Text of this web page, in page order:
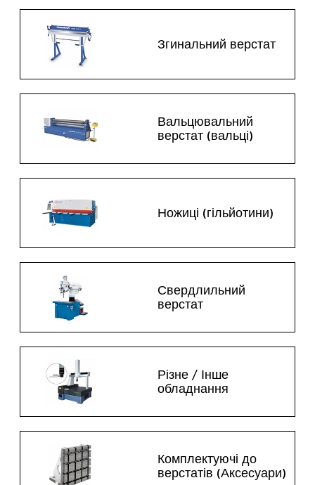
Згинальний верстат
Вальцювальний
верстат (вальці)
Ножиці (гільйотини)
Свердлильний
верстат
Різне / Інше
обладнання
Комплектуючі до
верстатів (Аксесуари)